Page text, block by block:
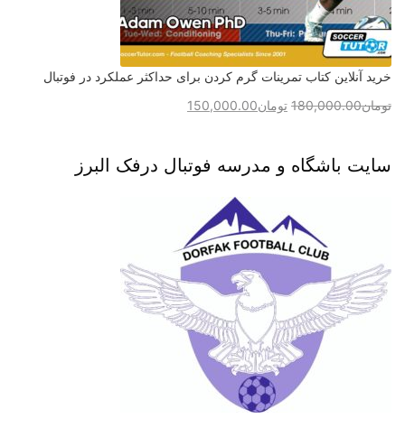
خرید آنلاین کتاب تمرینات گرم کردن برای حداکثر عملکرد در فوتبال
تومان180,000.00 تومان150,000.00
سایت باشگاه و مدرسه فوتبال درفک البرز
برای ثبت نام در باشگاه و مدرسه فوتبال درفک البرز تماس بگیرید09193631098